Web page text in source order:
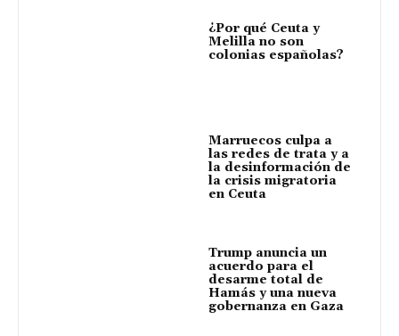
¿Por qué Ceuta y
Melilla no son
colonias españolas?
Marruecos culpa a
las redes de trata y a
la desinformación de
la crisis migratoria
en Ceuta
Trump anuncia un
acuerdo para el
desarme total de
Hamás y una nueva
gobernanza en Gaza